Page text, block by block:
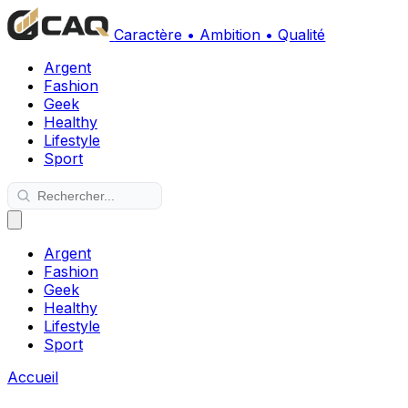
Caractère • Ambition • Qualité
Argent
Fashion
Geek
Healthy
Lifestyle
Sport
Argent
Fashion
Geek
Healthy
Lifestyle
Sport
Accueil